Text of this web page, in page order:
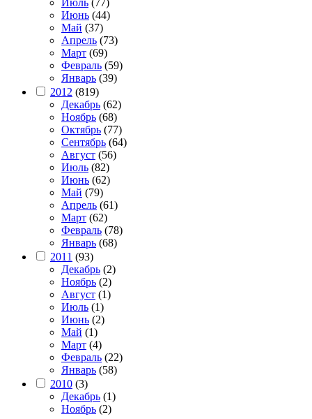
Июль (77)
Июнь (44)
Май (37)
Апрель (73)
Март (69)
Февраль (59)
Январь (39)
2012 (819)
Декабрь (62)
Ноябрь (68)
Октябрь (77)
Сентябрь (64)
Август (56)
Июль (82)
Июнь (62)
Май (79)
Апрель (61)
Март (62)
Февраль (78)
Январь (68)
2011 (93)
Декабрь (2)
Ноябрь (2)
Август (1)
Июль (1)
Июнь (2)
Май (1)
Март (4)
Февраль (22)
Январь (58)
2010 (3)
Декабрь (1)
Ноябрь (2)